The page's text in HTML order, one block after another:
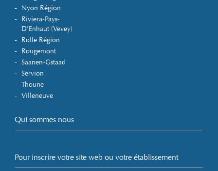
Nyon Région
Riviera-Pays-
D'Enhaut (Vevey)
Rolle Région
Rougemont
Saanen-Gstaad
Servion
Thoune
Villeneuve
Qui sommes nous
Pour inscrire votre site web ou votre établissement